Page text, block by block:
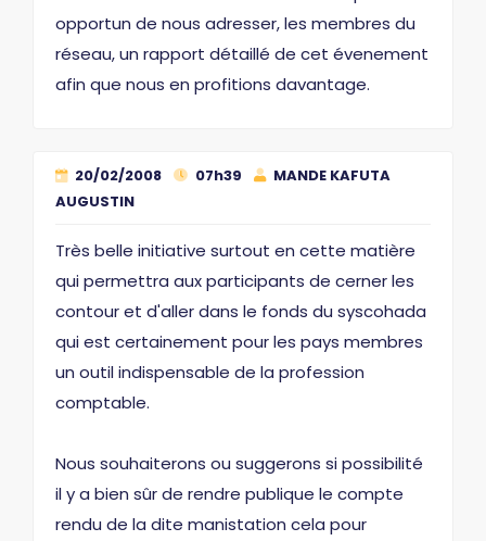
opportun de nous adresser, les membres du
réseau, un rapport détaillé de cet évenement
afin que nous en profitions davantage.
20/02/2008 07h39
MANDE KAFUTA
AUGUSTIN
Très belle initiative surtout en cette matière
qui permettra aux participants de cerner les
contour et d'aller dans le fonds du syscohada
qui est certainement pour les pays membres
un outil indispensable de la profession
comptable.
Nous souhaiterons ou suggerons si possibilité
il y a bien sûr de rendre publique le compte
rendu de la dite manistation cela pour